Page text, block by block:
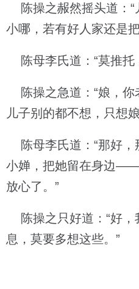
陈操之赧然摇头道：“
小哪，若有好人家还是
陈母李氏道：“莫推托
陈操之急道：“娘，你
儿子别的都不想，只想
陈母李氏道：“那好，
小婵，把她留在身边
放心了。”
陈操之只好道：“好，
息，莫要多想这些。”